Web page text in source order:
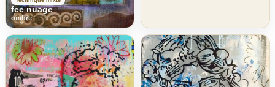
fee nuage
ombre